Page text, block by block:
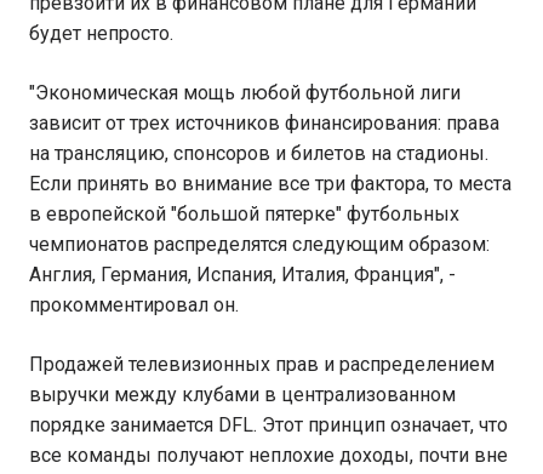
будет непросто.
"Экономическая мощь любой футбольной лиги
зависит от трех источников финансирования: права
на трансляцию, спонсоров и билетов на стадионы.
Если принять во внимание все три фактора, то места
в европейской "большой пятерке" футбольных
чемпионатов распределятся следующим образом:
Англия, Германия, Испания, Италия, Франция", -
прокомментировал он.
Продажей телевизионных прав и распределением
выручки между клубами в централизованном
порядке занимается DFL. Этот принцип означает, что
все команды получают неплохие доходы, почти вне